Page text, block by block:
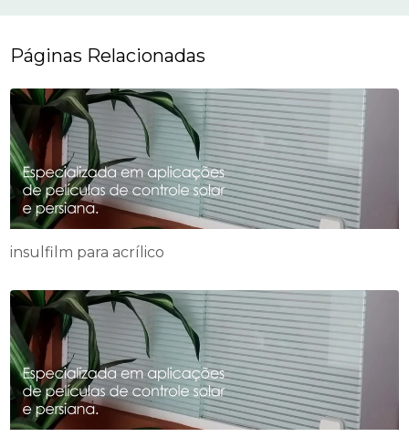
Páginas Relacionadas
insulfilm para acrílico